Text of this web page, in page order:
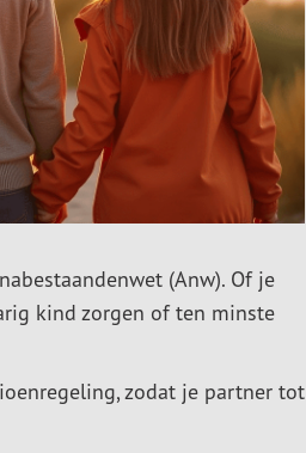
(Anw). Of je
kind zorgen of ten minste
zodat je partner tot